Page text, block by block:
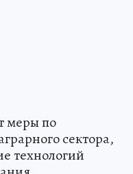
меры по
сектора,
технологий